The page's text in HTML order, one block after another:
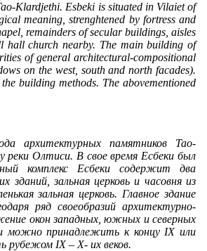
Klardjethi. Esbeki is situated in Vilaiet of
meaning, strenghtened by fortress and
remainders of secular buildings, aisles
hall church nearby. The main building of
of general architectural-compositional
on the west, south and north facades).
building methods. The abovementioned
архитектурных памятников Тао-
реки Олтиси. В свое время Есбеки был
комплекс Есбеки содержит два
зданий, зальная церковь и часовня из
зальная церковь. Главное здание
ряд своеобразий архитектурно-
окон западных, южных и северных
можно принадлежить к концу IX или
рубежом IX – X- их веков.